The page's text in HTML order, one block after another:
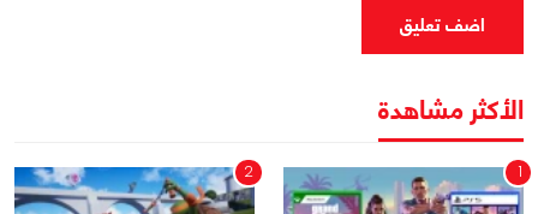
اضف تعليق
الأكثر مشاهدة
1
2